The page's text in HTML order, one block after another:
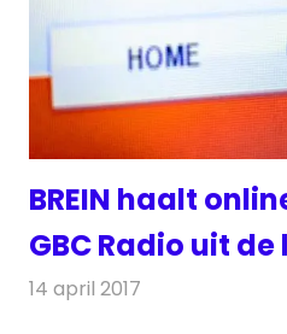
BREIN haalt
GBC Radio uit
14 april 2017